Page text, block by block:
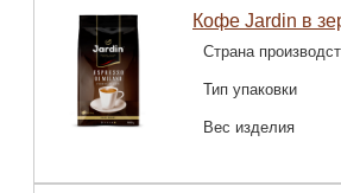
Кофе Jardin в
Страна
Тип упаковки
Вес изделия